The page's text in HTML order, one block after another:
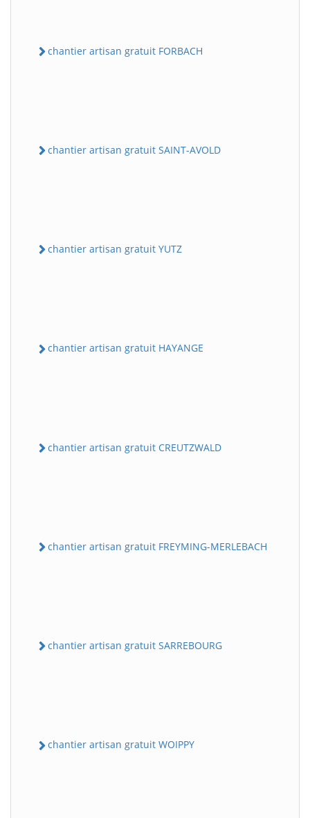
chantier artisan gratuit FORBACH
chantier artisan gratuit SAINT-AVOLD
chantier artisan gratuit YUTZ
chantier artisan gratuit HAYANGE
chantier artisan gratuit CREUTZWALD
chantier artisan gratuit FREYMING-MERLEBACH
chantier artisan gratuit SARREBOURG
chantier artisan gratuit WOIPPY